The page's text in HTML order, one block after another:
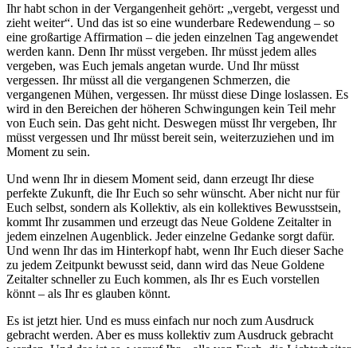
Ihr habt schon in der Vergangenheit gehört: „vergebt, vergesst und
zieht weiter“. Und das ist so eine wunderbare Redewendung – so
eine großartige Affirmation – die jeden einzelnen Tag angewendet
werden kann. Denn Ihr müsst vergeben. Ihr müsst jedem alles
vergeben, was Euch jemals angetan wurde. Und Ihr müsst
vergessen. Ihr müsst all die vergangenen Schmerzen, die
vergangenen Mühen, vergessen. Ihr müsst diese Dinge loslassen. Es
wird in den Bereichen der höheren Schwingungen kein Teil mehr
von Euch sein. Das geht nicht. Deswegen müsst Ihr vergeben, Ihr
müsst vergessen und Ihr müsst bereit sein, weiterzuziehen und im
Moment zu sein.
Und wenn Ihr in diesem Moment seid, dann erzeugt Ihr diese
perfekte Zukunft, die Ihr Euch so sehr wünscht. Aber nicht nur für
Euch selbst, sondern als Kollektiv, als ein kollektives Bewusstsein,
kommt Ihr zusammen und erzeugt das Neue Goldene Zeitalter in
jedem einzelnen Augenblick. Jeder einzelne Gedanke sorgt dafür.
Und wenn Ihr das im Hinterkopf habt, wenn Ihr Euch dieser Sache
zu jedem Zeitpunkt bewusst seid, dann wird das Neue Goldene
Zeitalter schneller zu Euch kommen, als Ihr es Euch vorstellen
könnt – als Ihr es glauben könnt.
Es ist jetzt hier. Und es muss einfach nur noch zum Ausdruck
gebracht werden. Aber es muss kollektiv zum Ausdruck gebracht